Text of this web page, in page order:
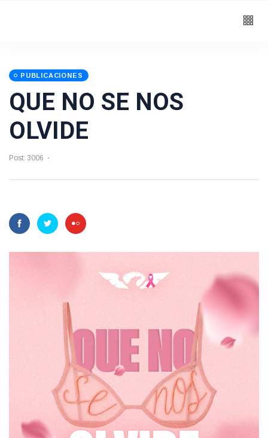
PUBLICACIONES
QUE NO SE NOS
OLVIDE
Post: 3006